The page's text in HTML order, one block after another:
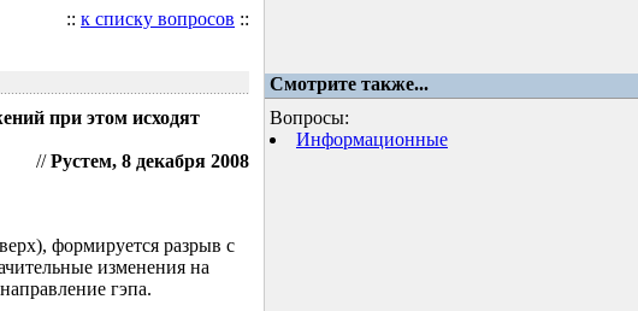
:: к списку вопросов ::
Смотрите также...
при этом исходят
//Рустем, 8 декабря 2008
формируется разрыв с
изменения на
гэпа.
Вопросы:
Информационные